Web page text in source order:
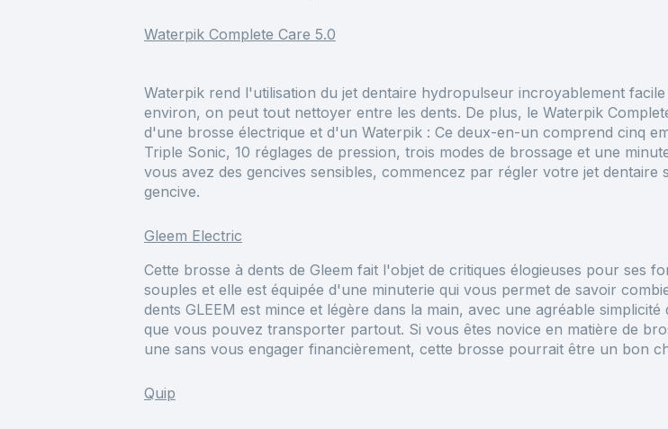
Waterpik Complete Care 5.0
Waterpik rend l'utilisation du jet dentaire hydropulseur incroyablement
environ, on peut tout nettoyer entre les dents. De plus, le Waterpik
d'une brosse électrique et d'un Waterpik : Ce deux-en-un comprend cinq
Triple Sonic, 10 réglages de pression, trois modes de brossage et une
vous avez des gencives sensibles, commencez par régler votre jet
gencive.
Gleem Electric
Cette brosse à dents de Gleem fait l'objet de critiques élogieuses pour ses
souples et elle est équipée d'une minuterie qui vous permet de savoir
dents GLEEM est mince et légère dans la main, avec une agréable
que vous pouvez transporter partout. Si vous êtes novice en matière de
une sans vous engager financièrement, cette brosse pourrait être un bon
Quip